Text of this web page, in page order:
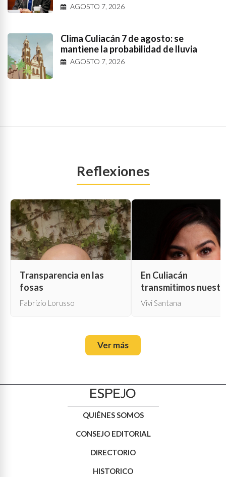
AGOSTO 7, 2026
Clima Culiacán 7 de agosto: se
mantiene la probabilidad de lluvia
AGOSTO 7, 2026
Reflexiones
Transparencia en las
fosas
Fabrizio Lorusso
En Culiacán
transmitimos
propia muerte
Vivi Santana
Ver más
QUIÉNES SOMOS
CONSEJO EDITORIAL
DIRECTORIO
HISTORICO